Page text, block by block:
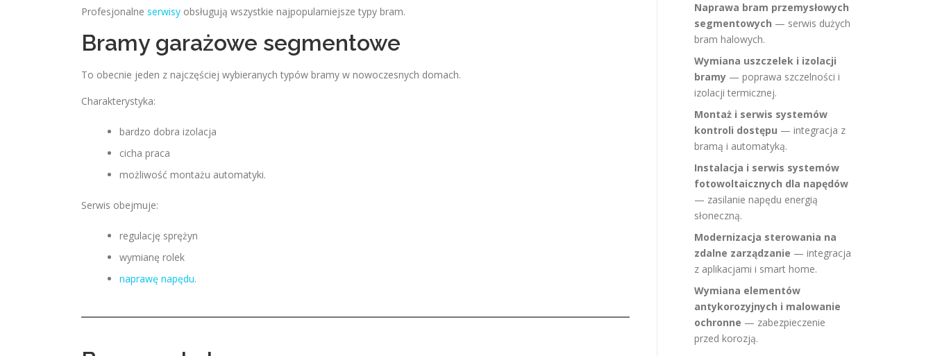
Profesjonalne serwisy obsługują wszystkie najpopularniejsze typy bram.
Bramy garażowe segmentowe
To obecnie jeden z najczęściej wybieranych typów bramy w nowoczesnych domach.
Charakterystyka:
bardzo dobra izolacja
cicha praca
możliwość montażu automatyki.
Serwis obejmuje:
regulację sprężyn
wymianę rolek
naprawę napędu.
Naprawa bram przemysłowych
segmentowych — serwis dużych
bram halowych.
Wymiana uszczelek i izolacji
bramy — poprawa szczelności i
izolacji termicznej.
Montaż i serwis systemów
kontroli dostępu — integracja z
bramą i automatyką.
Instalacja i serwis systemów
fotowoltaicznych dla napędów
— zasilanie napędu energią
słoneczną.
Modernizacja sterowania na
zdalne zarządzanie — integracja
z aplikacjami i smart home.
Wymiana elementów
antykorozyjnych i malowanie
ochronne — zabezpieczenie
przed korozją.